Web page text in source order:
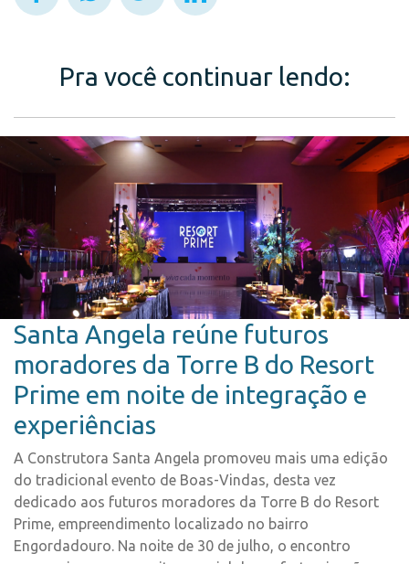
Pra você continuar lendo:
Santa Angela reúne futuros
moradores da Torre B do Resort
Prime em noite de integração e
experiências
A Construtora Santa Angela promoveu mais uma edição
do tradicional evento de Boas-Vindas, desta vez
dedicado aos futuros moradores da Torre B do Resort
Prime, empreendimento localizado no bairro
Engordadouro. Na noite de 30 de julho, o encontro